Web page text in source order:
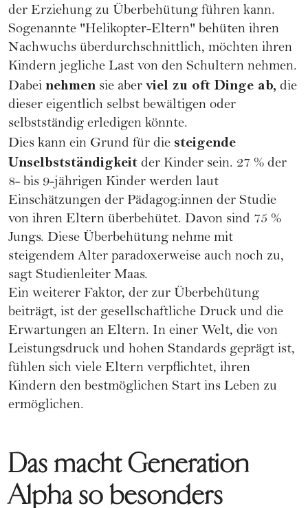
der Erziehung zu Überbehütung führen kann.
Sogenannte "Helikopter-Eltern" behüten ihren
Nachwuchs überdurchschnittlich, möchten ihren
Kindern jegliche Last von den Schultern nehmen.
Dabei nehmen sie aber viel zu oft Dinge ab, die
dieser eigentlich selbst bewältigen oder
selbstständig erledigen könnte.
Dies kann ein Grund für die steigende
Unselbstständigkeit der Kinder sein. 27 % der
8- bis 9-jährigen Kinder werden laut
Einschätzungen der Pädagog:innen der Studie
von ihren Eltern überbehütet. Davon sind 75 %
Jungs. Diese Überbehütung nehme mit
steigendem Alter paradoxerweise auch noch zu,
sagt Studienleiter Maas.
Ein weiterer Faktor, der zur Überbehütung
beiträgt, ist der gesellschaftliche Druck und die
Erwartungen an Eltern. In einer Welt, die von
Leistungsdruck und hohen Standards geprägt ist,
fühlen sich viele Eltern verpflichtet, ihren
Kindern den bestmöglichen Start ins Leben zu
ermöglichen.
Das macht Generation
Alpha so besonders